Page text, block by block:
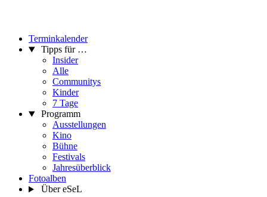
Terminkalender
Tipps für …
Insider
Alle
Communitys
Kinder
7 Tage
Programm
Ausstellungen
Kino
Bühne
Festivals
Jahresüberblick
Fotoalben
Über eSeL